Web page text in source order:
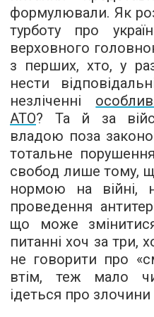
формулювали. Як
турботу про
верховного
з перших, хто, у
нести
незліченні
АТО? Та й за
владою поза
тотальне
свобод лише тому,
нормою на війні,
проведення
що може
питанні хоч за три,
не говорити про
втім, теж мало
ідеться про злочини